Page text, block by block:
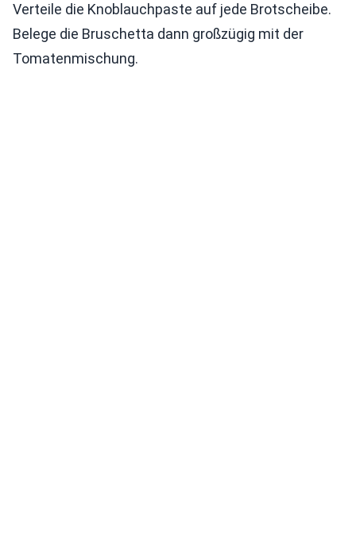
Verteile die Knoblauchpaste auf jede Brotscheibe.
Belege die Bruschetta dann großzügig mit der
Tomatenmischung.